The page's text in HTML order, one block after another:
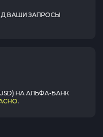
ВАШИ ЗАПРОСЫ
НА АЛЬФА-БАНК
.